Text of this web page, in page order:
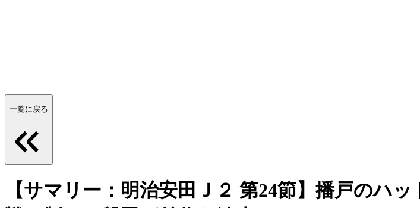
一覧に戻る
【サマリー：明治安田Ｊ２ 第24節】播戸の